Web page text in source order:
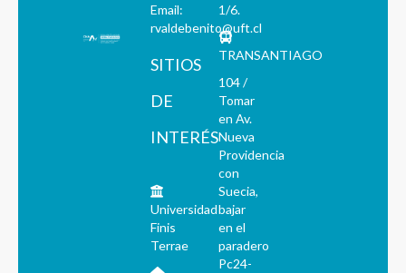
Email:
rvaldebenito@uft.cl
SITIOS
DE
INTERÉS
Universidad
Finis
Terrae
1/6.
TRANSANTIAGO
104 /
Tomar
en Av.
Nueva
Providencia
con
Suecia,
bajar
en el
paradero
Pc24-